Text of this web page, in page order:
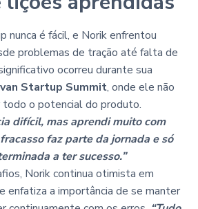
nunca é fácil, e Norik enfrentou
problemas de tração até falta de
ocorreu durante sua
Startup Summit, onde ele não
todo o potencial do produto.
difícil, mas aprendi muito com
fracasso faz parte da jornada e só
a ter sucesso.”
Norik continua otimista em
enfatiza a importância de se manter